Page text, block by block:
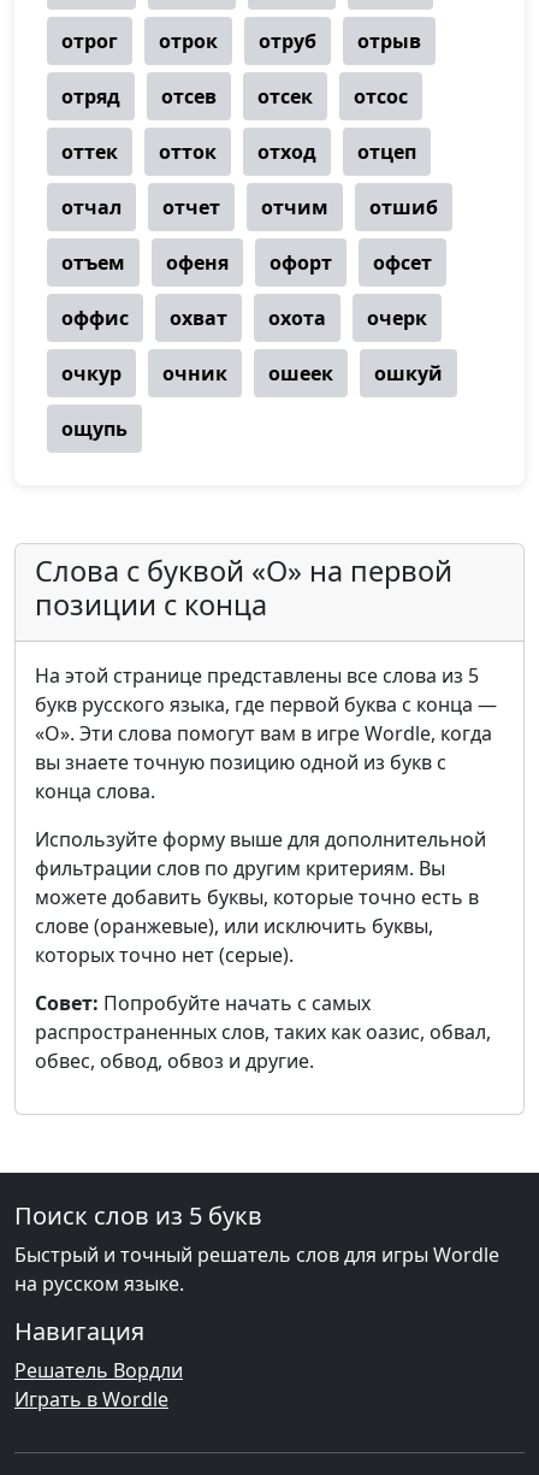
отрог отрок отруб отрыв
отряд отсев отсек отсос
оттек отток отход отцеп
отчал отчет отчим отшиб
отъем офеня офорт офсет
оффис охват охота очерк
очкур очник ошеек ошкуй
ощупь
Слова с буквой «О» на первой
позиции с конца
На этой странице представлены все слова из 5
букв русского языка, где первой буква с конца —
«О». Эти слова помогут вам в игре Wordle, когда
вы знаете точную позицию одной из букв с
конца слова.
Используйте форму выше для дополнительной
фильтрации слов по другим критериям. Вы
можете добавить буквы, которые точно есть в
слове (оранжевые), или исключить буквы,
которых точно нет (серые).
Совет: Попробуйте начать с самых
распространенных слов, таких как оазис, обвал,
обвес, обвод, обвоз и другие.
Поиск слов из 5 букв
Быстрый и точный решатель слов для игры Wordle
на русском языке.
Навигация
Решатель Вордли
Играть в Wordle